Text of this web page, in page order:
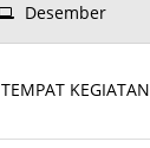
Desember
TEMPAT KEGIATAN